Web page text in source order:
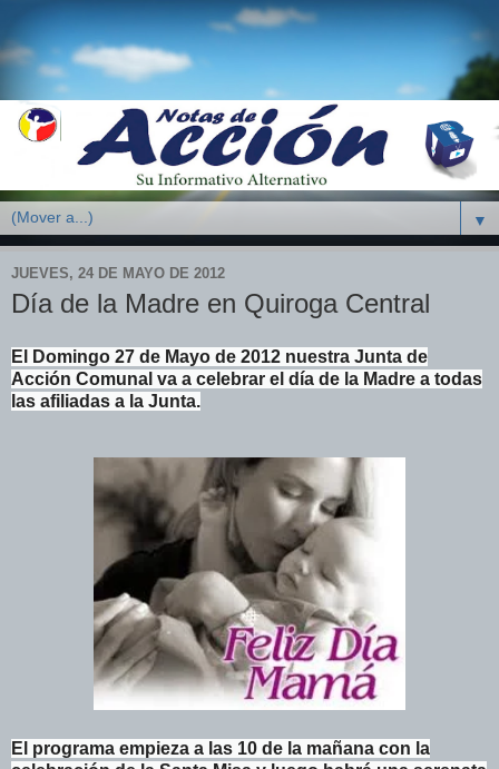
▼
JUEVES, 24 DE MAYO DE 2012
Día de la Madre en Quiroga Central
El Domingo 27 de Mayo de 2012 nuestra Junta de
Acción Comunal va a celebrar el día de la Madre a todas
las afiliadas a la Junta.
El programa empieza a las 10 de la mañana con la